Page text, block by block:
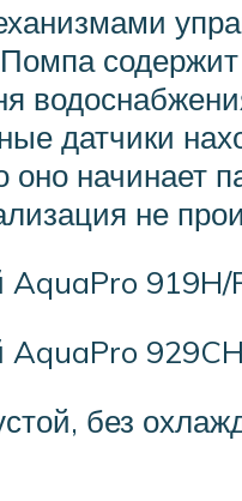
датчики
начинает
не
919H/
без